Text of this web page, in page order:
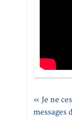
« Je ne
messages